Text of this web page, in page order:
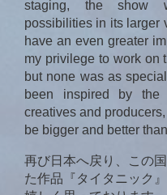
staging, the show
possibilities in its larger
have an even greater
my privilege to work on
but none was as
been inspired by the
creatives and
be bigger and better
再び日本へ戻り、この
た作品『タイタニック